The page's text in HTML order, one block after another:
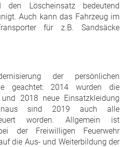
den Löscheinsatz bedeutend
Auch kann das Fahrzeug im
für z.B. Sandsäcke
der persönlichen
geachtet: 2014 wurden die
und 2018 neue Einsatzkleidung
sind 2019 auch alle
worden. Allgemein ist
der Freiwilligen Feuerwehr
die Aus- und Weiterbildung der